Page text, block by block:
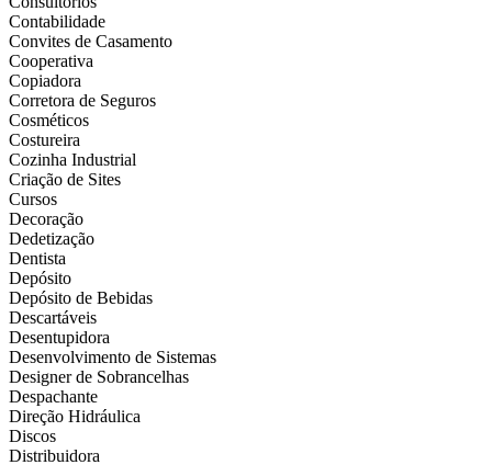
Contabilidade
Convites de Casamento
Cooperativa
Copiadora
Corretora de Seguros
Cosméticos
Costureira
Cozinha Industrial
Criação de Sites
Cursos
Decoração
Dedetização
Dentista
Depósito
Depósito de Bebidas
Descartáveis
Desentupidora
Desenvolvimento de Sistemas
Designer de Sobrancelhas
Despachante
Direção Hidráulica
Discos
Distribuidora